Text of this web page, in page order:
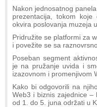
Nakon jednosatnog
prezentacija, tokom
okvira poslovanja muzeja
Pridružite se platformi za
i povežite se sa
Poseban segment
je na pružanje uvida i
izazovnom i promenjivom
Kako bi odgovorili na
Web3 i biznis zajednice
od 1. do 5. juna održati u